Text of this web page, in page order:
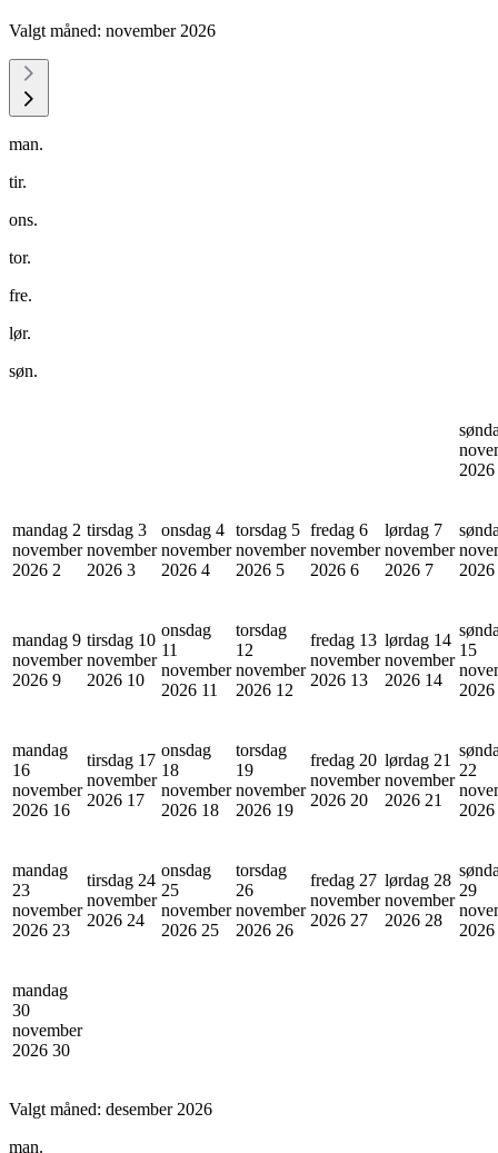
Valgt måned: november 2026
man.
tir.
ons.
tor.
fre.
lør.
søn.
2026
mandag 2
november
2026 2
tirsdag 3
november
2026 3
onsdag 4
november
2026 4
torsdag 5
november
2026 5
fredag 6
november
2026 6
lørdag 7
november
2026 7
2026
mandag 9
november
2026 9
tirsdag 10
november
2026 10
onsdag
11
november
2026 11
torsdag
12
november
2026 12
fredag 13
november
2026 13
lørdag 14
november
2026 14
15
2026
mandag
16
november
2026 16
tirsdag 17
november
2026 17
onsdag
18
november
2026 18
torsdag
19
november
2026 19
fredag 20
november
2026 20
lørdag 21
november
2026 21
22
2026
mandag
23
november
2026 23
tirsdag 24
november
2026 24
onsdag
25
november
2026 25
torsdag
26
november
2026 26
fredag 27
november
2026 27
lørdag 28
november
2026 28
29
2026
mandag
30
november
2026 30
Valgt måned: desember 2026
man.